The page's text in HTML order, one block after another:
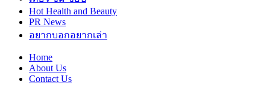
Hot Health and Beauty
PR News
อยากบอกอยากเล่า
Home
About Us
Contact Us